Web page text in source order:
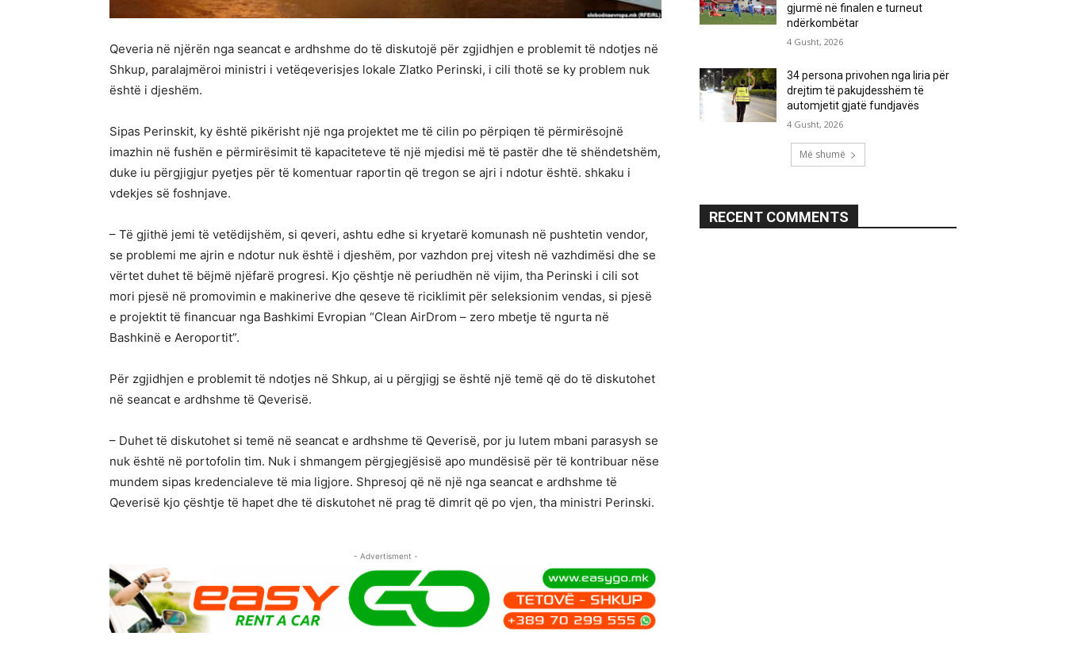
Qeveria në njërën nga seancat e ardhshme do të diskutojë për zgjidhjen e problemit të ndotjes në
Shkup, paralajmëroi ministri i vetëqeverisjes lokale Zlatko Perinski, i cili thotë se ky problem nuk
është i djeshëm.
Sipas Perinskit, ky është pikërisht një nga projektet me të cilin po përpiqen të përmirësojnë
imazhin në fushën e përmirësimit të kapaciteteve të një mjedisi më të pastër dhe të shëndetshëm,
duke iu përgjigjur pyetjes për të komentuar raportin që tregon se ajri i ndotur është. shkaku i
vdekjes së foshnjave.
– Të gjithë jemi të vetëdijshëm, si qeveri, ashtu edhe si kryetarë komunash në pushtetin vendor,
se problemi me ajrin e ndotur nuk është i djeshëm, por vazhdon prej vitesh në vazhdimësi dhe se
vërtet duhet të bëjmë njëfarë progresi. Kjo çështje në periudhën në vijim, tha Perinski i cili sot
mori pjesë në promovimin e makinerive dhe qeseve të riciklimit për seleksionim vendas, si pjesë
e projektit të financuar nga Bashkimi Evropian “Clean AirDrom – zero mbetje të ngurta në
Bashkinë e Aeroportit”.
Për zgjidhjen e problemit të ndotjes në Shkup, ai u përgjigj se është një temë që do të diskutohet
në seancat e ardhshme të Qeverisë.
– Duhet të diskutohet si temë në seancat e ardhshme të Qeverisë, por ju lutem mbani parasysh se
nuk është në portofolin tim. Nuk i shmangem përgjegjësisë apo mundësisë për të kontribuar nëse
mundem sipas kredencialeve të mia ligjore. Shpresoj që në një nga seancat e ardhshme të
Qeverisë kjo çështje të hapet dhe të diskutohet në prag të dimrit që po vjen, tha ministri Perinski.
- Advertisment -
gjurmë në finalen e turneut
ndërkombëtar
4 Gusht, 2026
34 persona privohen nga liria për
drejtim të pakujdesshëm të
automjetit gjatë fundjavës
4 Gusht, 2026
Më shumë
RECENT COMMENTS